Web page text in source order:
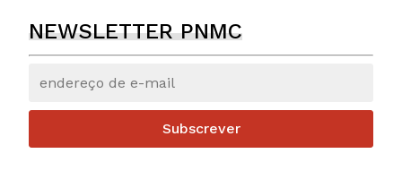
NEWSLETTER PNMC
Subscrever